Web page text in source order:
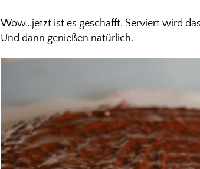
Wow…jetzt ist es geschafft. Serviert wird
Und dann genießen natürlich.